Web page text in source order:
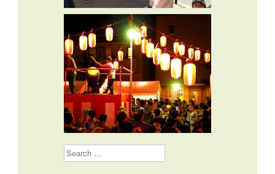
Search